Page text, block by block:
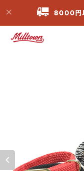
8000円